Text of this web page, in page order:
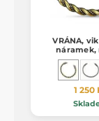
VRÁNA,
náramek,
1 250